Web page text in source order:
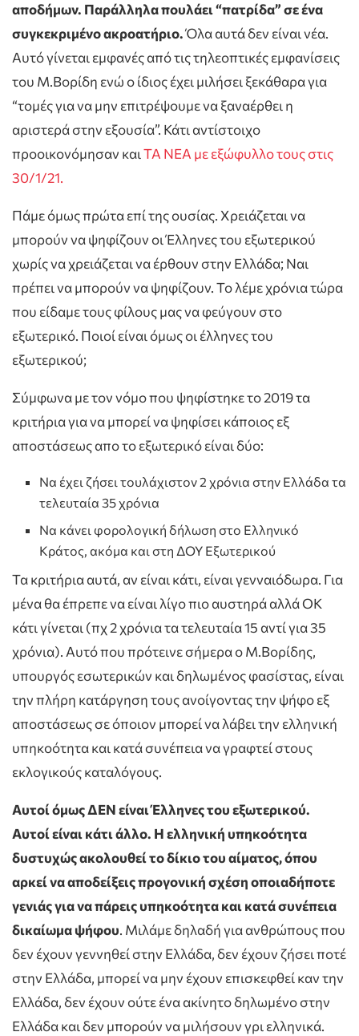
αποδήμων. Παράλληλα πουλάει “πατρίδα” σε ένα
συγκεκριμένο ακροατήριο.Όλα αυτά δεν είναι νέα.
Αυτό γίνεται εμφανές από τις τηλεοπτικές εμφανίσεις
του Μ.Βορίδη ενώ ο ίδιος έχει μιλήσει ξεκάθαρα για
“τομές για να μην επιτρέψουμε να ξαναέρθει η
αριστερά στην εξουσία”. Κάτι αντίστοιχο
προοικονόμησαν καιΤΑ ΝΕΑ με εξώφυλλο τους στις
30/1/21.
Πάμε όμως πρώτα επί της ουσίας. Χρειάζεται να
μπορούν να ψηφίζουν οι Έλληνες του εξωτερικού
χωρίς να χρειάζεται να έρθουν στην Ελλάδα; Ναι
πρέπει να μπορούν να ψηφίζουν. Το λέμε χρόνια τώρα
που είδαμε τους φίλους μας να φεύγουν στο
εξωτερικό. Ποιοί είναι όμως οι έλληνες του
εξωτερικού;
Σύμφωνα με τον νόμο που ψηφίστηκε το 2019 τα
κριτήρια για να μπορεί να ψηφίσει κάποιος εξ
αποστάσεως απο το εξωτερικό είναι δύο:
Να έχει ζήσει τουλάχιστον 2 χρόνια στην Ελλάδα τα
τελευταία 35 χρόνια
Να κάνει φορολογική δήλωση στο Ελληνικό
Κράτος, ακόμα και στη ΔΟΥ Εξωτερικού
Τα κριτήρια αυτά, αν είναι κάτι, είναι γενναιόδωρα. Για
μένα θα έπρεπε να είναι λίγο πιο αυστηρά αλλά ΟΚ
κάτι γίνεται (πχ 2 χρόνια τα τελευταία 15 αντί για 35
χρόνια). Αυτό που πρότεινε σήμερα ο Μ.Βορίδης,
υπουργός εσωτερικών και δηλωμένος φασίστας, είναι
την πλήρη κατάργηση τους ανοίγοντας την ψήφο εξ
αποστάσεως σε όποιον μπορεί να λάβει την ελληνική
υπηκοότητα και κατά συνέπεια να γραφτεί στους
εκλογικούς καταλόγους.
Αυτοί όμως ΔΕΝ είναι Έλληνες του εξωτερικού.
Αυτοί είναι κάτι άλλο. Η ελληνική υπηκοότητα
δυστυχώς ακολουθεί το δίκιο του αίματος, όπου
αρκεί να αποδείξεις προγονική σχέση οποιαδήποτε
γενιάς για να πάρεις υπηκοότητα και κατά συνέπεια
δικαίωμα ψήφου. Μιλάμε δηλαδή για ανθρώπους που
δεν έχουν γεννηθεί στην Ελλάδα, δεν έχουν ζήσει ποτέ
στην Ελλάδα, μπορεί να μην έχουν επισκεφθεί καν την
Ελλάδα, δεν έχουν ούτε ένα ακίνητο δηλωμένο στην
Ελλάδα και δεν μπορούν να μιλήσουν γρι ελληνικά.